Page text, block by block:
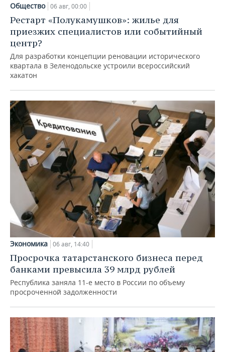
Общество 06 авг, 00:00
Рестарт «Полукамушков»: жилье для
приезжих специалистов или событийный
центр?
Для разработки концепции реновации исторического
квартала в Зеленодольске устроили всероссийский
хакатон
Экономика 06 авг, 14:40
Просрочка татарстанского бизнеса перед
банками превысила 39 млрд рублей
Республика заняла 11-е место в России по объему
просроченной задолженности